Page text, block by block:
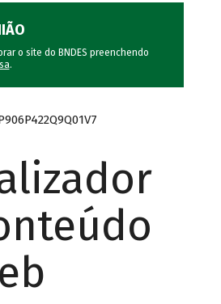
o site do BNDES preenchendo
.